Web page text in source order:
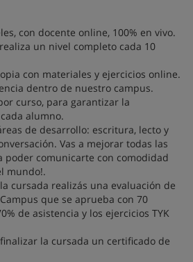
con docente online, 100% en vivo.
un nivel completo cada 10
con materiales y ejercicios online.
dentro de nuestro campus.
curso, para garantizar la
alumno.
de desarrollo: escritura, lecto y
Vas a mejorar todas las
poder comunicarte con comodidad
mundo!.
cursada realizás una evaluación de
que se aprueba con 70
de asistencia y los ejercicios TYK
la cursada un certificado de